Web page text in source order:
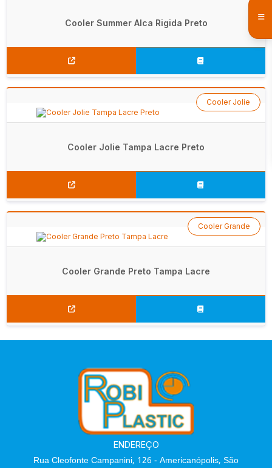
Cooler Summer Alca Rigida Preto
Cooler Jolie Tampa Lacre Preto
Cooler Jolie
Cooler Grande Preto Tampa Lacre
Cooler Grande
ENDEREÇO
Rua Cleofonte Campanini, 126 - Americanópolis, São